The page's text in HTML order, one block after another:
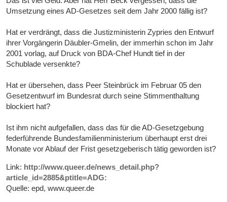
Umsetzung eines AD-Gesetzes seit dem Jahr 2000 fällig ist?
Hat er verdrängt, dass die Justizministerin Zypries den Entwurf
ihrer Vorgängerin Däubler-Gmelin, der immerhin schon im Jahr
2001 vorlag, auf Druck von BDA-Chef Hundt tief in der
Schublade versenkte?
Hat er übersehen, dass Peer Steinbrück im Februar 05 den
Gesetzentwurf im Bundesrat durch seine Stimmenthaltung
blockiert hat?
Ist ihm nicht aufgefallen, dass das für die AD-Gesetzgebung
federführende Bundesfamilienministerium überhaupt erst drei
Monate vor Ablauf der Frist gesetzgeberisch tätig geworden ist?
Link: http://www.queer.de/news_detail.php?
article_id=2885&ptitle=ADG:
Quelle: epd, www.queer.de